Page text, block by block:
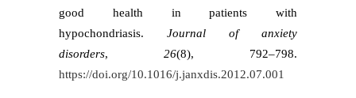
good health in patients with
hypochondriasis. Journal of anxiety
disorders, 26(8), 792–798.
https://doi.org/10.1016/j.janxdis.2012.07.001